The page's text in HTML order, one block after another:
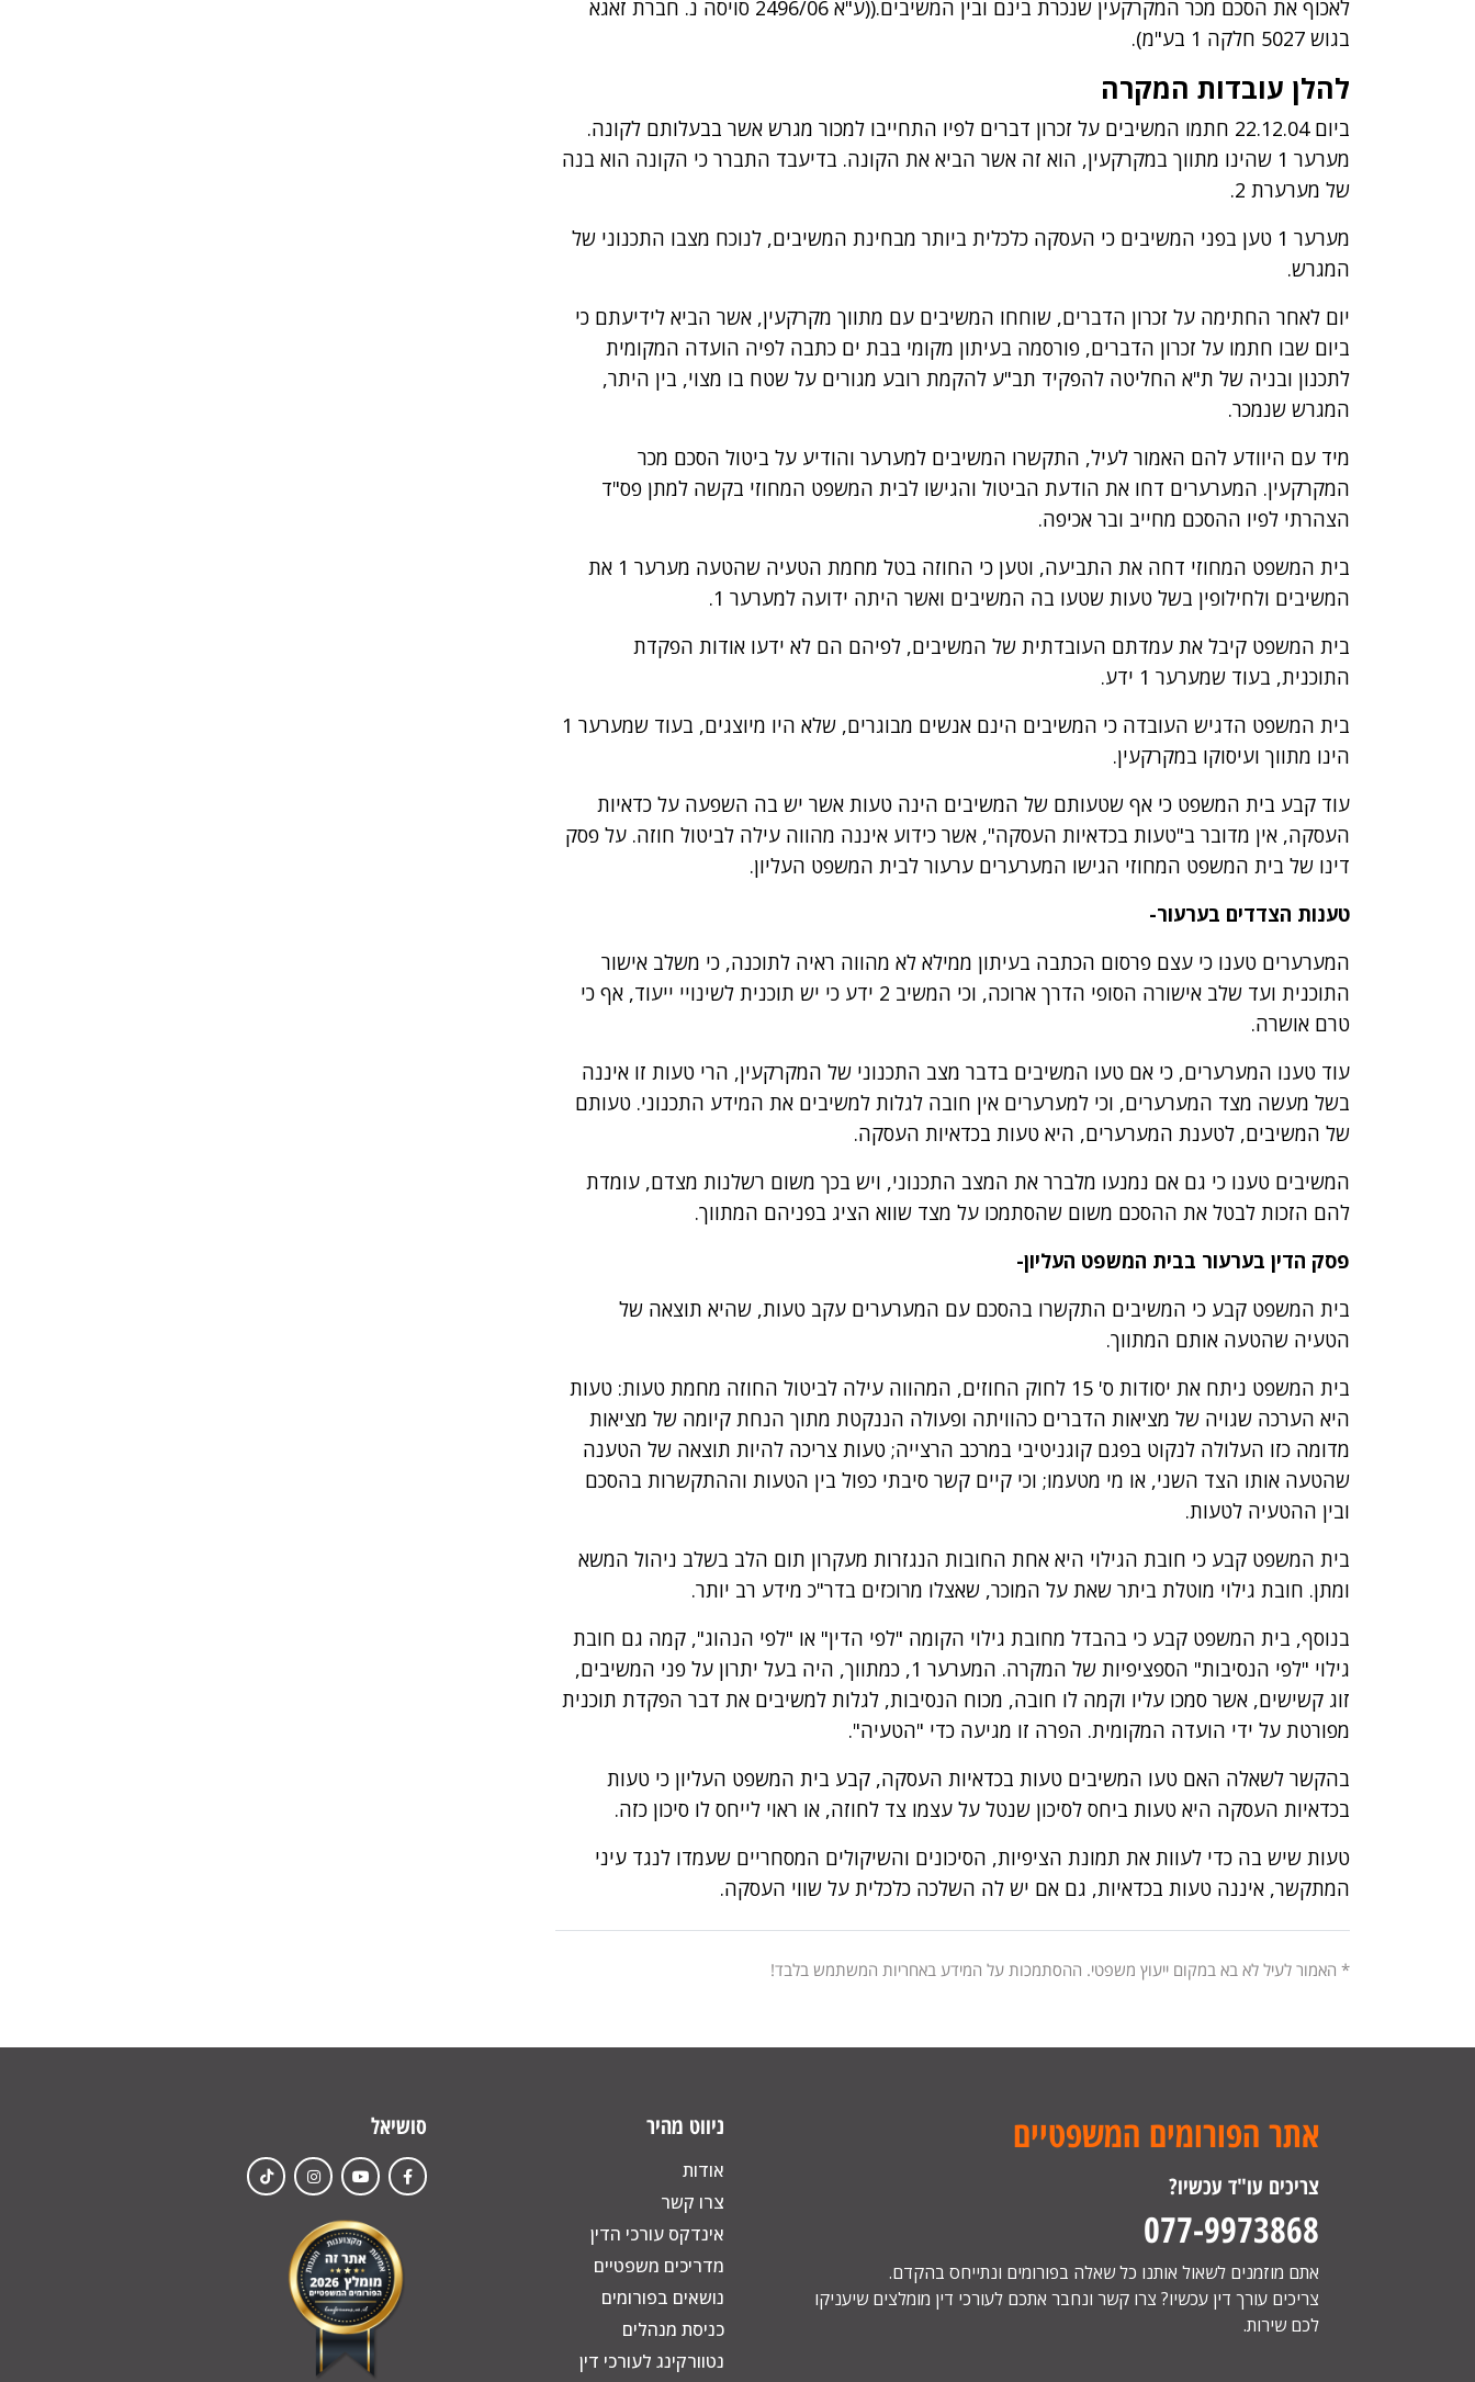
לאכוף את הסכם מכר המקרקעין שנכרת בינם ובין המשיבים.((ע"א 2496/06 סויסה נ. חברת זאגא
בגוש 5027 חלקה 1 בע"מ).
להלן עובדות המקרה
ביום 22.12.04 חתמו המשיבים על זכרון דברים לפיו התחייבו למכור מגרש אשר בבעלותם לקונה.
מערער 1 שהינו מתווך במקרקעין, הוא זה אשר הביא את הקונה. בדיעבד התברר כי הקונה הוא בנה
של מערערת 2.
מערער 1 טען בפני המשיבים כי העסקה כלכלית ביותר מבחינת המשיבים, לנוכח מצבו התכנוני של
המגרש.
יום לאחר החתימה על זכרון הדברים, שוחחו המשיבים עם מתווך מקרקעין, אשר הביא לידיעתם כי
ביום שבו חתמו על זכרון הדברים, פורסמה בעיתון מקומי בבת ים כתבה לפיה הועדה המקומית
לתכנון ובניה של ת"א החליטה להפקיד תב"ע להקמת רובע מגורים על שטח בו מצוי, בין היתר,
המגרש שנמכר.
מיד עם היוודע להם האמור לעיל, התקשרו המשיבים למערער והודיע על ביטול הסכם מכר
המקרקעין. המערערים דחו את הודעת הביטול והגישו לבית המשפט המחוזי בקשה למתן פס"ד
הצהרתי לפיו ההסכם מחייב ובר אכיפה.
בית המשפט המחוזי דחה את התביעה, וטען כי החוזה בטל מחמת הטעיה שהטעה מערער 1 את
המשיבים ולחילופין בשל טעות שטעו בה המשיבים ואשר היתה ידועה למערער 1.
בית המשפט קיבל את עמדתם העובדתית של המשיבים, לפיהם הם לא ידעו אודות הפקדת
התוכנית, בעוד שמערער 1 ידע.
בית המשפט הדגיש העובדה כי המשיבים הינם אנשים מבוגרים, שלא היו מיוצגים, בעוד שמערער 1
הינו מתווך ועיסוקו במקרקעין.
עוד קבע בית המשפט כי אף שטעותם של המשיבים הינה טעות אשר יש בה השפעה על כדאיות
העסקה, אין מדובר ב"טעות בכדאיות העסקה", אשר כידוע איננה מהווה עילה לביטול חוזה. על פסק
דינו של בית המשפט המחוזי הגישו המערערים ערעור לבית המשפט העליון.
טענות הצדדים בערעור-
המערערים טענו כי עצם פרסום הכתבה בעיתון ממילא לא מהווה ראיה לתוכנה, כי משלב אישור
התוכנית ועד שלב אישורה הסופי הדרך ארוכה, וכי המשיב 2 ידע כי יש תוכנית לשינויי ייעוד, אף כי
טרם אושרה.
עוד טענו המערערים, כי אם טעו המשיבים בדבר מצב התכנוני של המקרקעין, הרי טעות זו איננה
בשל מעשה מצד המערערים, וכי למערערים אין חובה לגלות למשיבים את המידע התכנוני. טעותם
של המשיבים, לטענת המערערים, היא טעות בכדאיות העסקה.
המשיבים טענו כי גם אם נמנעו מלברר את המצב התכנוני, ויש בכך משום רשלנות מצדם, עומדת
להם הזכות לבטל את ההסכם משום שהסתמכו על מצד שווא הציג בפניהם המתווך.
פסק הדין בערעור בבית המשפט העליון-
בית המשפט קבע כי המשיבים התקשרו בהסכם עם המערערים עקב טעות, שהיא תוצאה של
הטעיה שהטעה אותם המתווך.
בית המשפט ניתח את יסודות ס' 15 לחוק החוזים, המהווה עילה לביטול החוזה מחמת טעות: טעות
היא הערכה שגויה של מציאות הדברים כהוויתה ופעולה הננקטת מתוך הנחת קיומה של מציאות
מדומה כזו העלולה לנקוט בפגם קוגניטיבי במרכב הרצייה; טעות צריכה להיות תוצאה של הטענה
שהטעה אותו הצד השני, או מי מטעמו; וכי קיים קשר סיבתי כפול בין הטעות וההתקשרות בהסכם
ובין ההטעיה לטעות.
בית המשפט קבע כי חובת הגילוי היא אחת החובות הנגזרות מעקרון תום הלב בשלב ניהול המשא
ומתן. חובת גילוי מוטלת ביתר שאת על המוכר, שאצלו מרוכזים בדר"כ מידע רב יותר.
בנוסף, בית המשפט קבע כי בהבדל מחובת גילוי הקומה "לפי הדין" או "לפי הנהוג", קמה גם חובת
גילוי "לפי הנסיבות" הספציפיות של המקרה. המערער 1, כמתווך, היה בעל יתרון על פני המשיבים,
זוג קשישים, אשר סמכו עליו וקמה לו חובה, מכוח הנסיבות, לגלות למשיבים את דבר הפקדת תוכנית
מפורטת על ידי הועדה המקומית. הפרה זו מגיעה כדי "הטעיה".
בהקשר לשאלה האם טעו המשיבים טעות בכדאיות העסקה, קבע בית המשפט העליון כי טעות
בכדאיות העסקה היא טעות ביחס לסיכון שנטל על עצמו צד לחוזה, או ראוי לייחס לו סיכון כזה.
טעות שיש בה כדי לעוות את תמונת הציפיות, הסיכונים והשיקולים המסחריים שעמדו לנגד עיני
המתקשר, איננה טעות בכדאיות, גם אם יש לה השלכה כלכלית על שווי העסקה.
* האמור לעיל לא בא במקום ייעוץ משפטי. ההסתמכות על המידע באחריות המשתמש בלבד!
אתר הפורומים המשפטיים
צריכים עו"ד עכשיו?
077-9973868
אתם מוזמנים לשאול אותנו כל שאלה בפורומים ונתייחס בהקדם.
צריכים עורך דין עכשיו? צרו קשר ונחבר אתכם לעורכי דין מומלצים שיעניקו
לכם שירות.
ניווט מהיר
אודות
צרו קשר
אינדקס עורכי הדין
מדריכים משפטיים
נושאים בפורומים
כניסת מנהלים
נטוורקינג לעורכי דין
סושיאל